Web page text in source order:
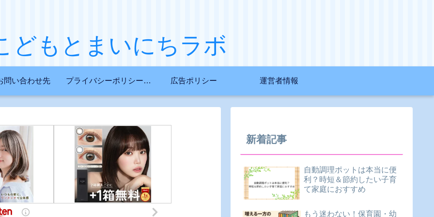
どもとまいにちラボ
問い合わせ先 プライバシーポリシー・免責事項 広告ポリシー 運営者情報
新着記事
自動調理ポットは本当に便
利？時短＆節約したい子育
て家庭におすすめ
もう迷わない！保育園・幼